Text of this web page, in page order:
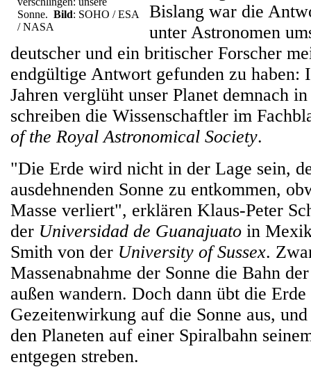
Sonne. Bild: SOHO / ESA
/ NASA
Bislang war die
unter Astronomen
deutscher und ein britischer Forscher
endgültige Antwort gefunden zu
Jahren verglüht unser Planet demnach
schreiben die Wissenschaftler im
of the Royal Astronomical Society.
"Die Erde wird nicht in der Lage sein,
ausdehnenden Sonne zu entkommen,
Masse verliert", erklären Klaus-Peter
der Universidad de Guanajuato in
Smith von der University of Sussex.
Massenabnahme der Sonne die Bahn
außen wandern. Doch dann übt die Erde
Gezeitenwirkung auf die Sonne aus,
den Planeten auf einer Spiralbahn
entgegen streben.